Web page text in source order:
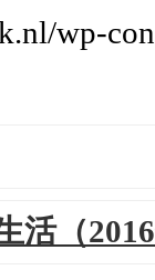
wp-
活（